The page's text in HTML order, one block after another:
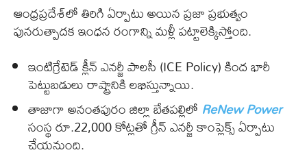
ఆంధ్రప్రదేశ్‌లో తిరిగి ఏర్పాటు అయిన ప్రజా ప్రభుత్వం
పునరుత్పాదక ఇంధన రంగాన్ని మళ్లీ పట్టాలెక్కిస్తోంది.
ఇంటిగ్రేటెడ్ క్లీన్ ఎనర్జీ పాలసీ (ICE Policy) కింద భారీ
పెట్టుబడులు రాష్ట్రానికి లభిస్తున్నాయి.
తాజాగా అనంతపురం జిల్లా బేతపల్లిలో ReNew Power
సంస్థ రూ.22,000 కోట్లతో గ్రీన్ ఎనర్జీ కాంప్లెక్స్ ఏర్పాటు
చేయనుంది.